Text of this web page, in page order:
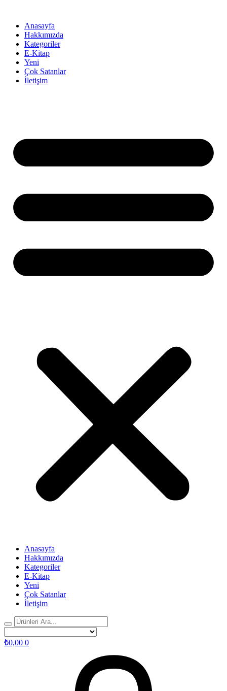
Anasayfa
Hakkımızda
Kategoriler
E-Kitap
Yeni
Çok Satanlar
İletişim
Anasayfa
Hakkımızda
Kategoriler
E-Kitap
Yeni
Çok Satanlar
İletişim
₺0,00 0